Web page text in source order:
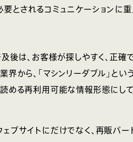
とされるコミュニケーションに
及後は、お客様が探しやすく、正
界から、「マシンリーダブル」とい
める再利用可能な情報形態にし
ブサイトにだけでなく、再販パー